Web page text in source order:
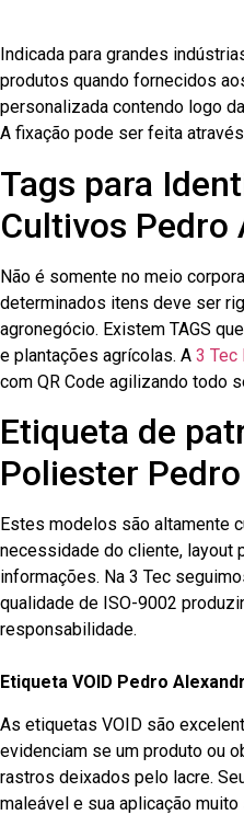
Indicada para grandes
produtos quando fornecidos
personalizada contendo logo
A fixação pode ser feita
Tags para
Cultivos Pedro
Não é somente no meio
determinados itens deve ser
agronegócio. Existem TAGS
e plantações agrícolas. A 3 Tec
com QR Code agilizando todo
Etiqueta de
Poliester
Estes modelos são altamente
necessidade do cliente, layout
informações. Na 3 Tec
qualidade de ISO-9002
responsabilidade.
Etiqueta VOID Pedro
As etiquetas VOID são
evidenciam se um produto ou
rastros deixados pelo lacre.
maleável e sua aplicação